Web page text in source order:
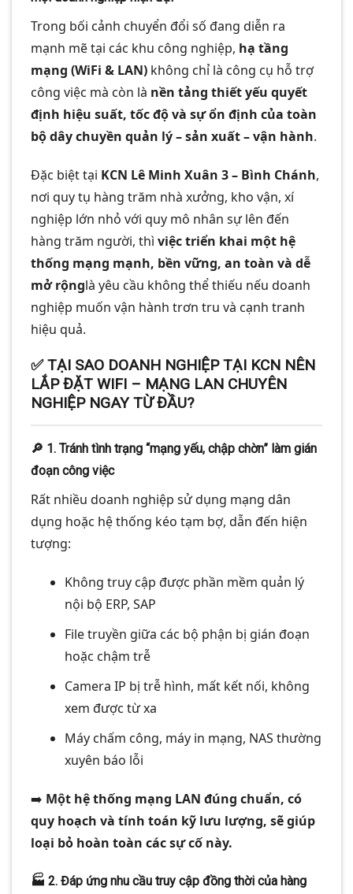
Trong bối cảnh chuyển đổi số đang diễn ra
mạnh mẽ tại các khu công nghiệp, hạ tầng
mạng (WiFi & LAN) không chỉ là công cụ hỗ trợ
công việc mà còn là nền tảng thiết yếu quyết
định hiệu suất, tốc độ và sự ổn định của toàn
bộ dây chuyền quản lý – sản xuất – vận hành.
Đặc biệt tại KCN Lê Minh Xuân 3 – Bình Chánh,
nơi quy tụ hàng trăm nhà xưởng, kho vận, xí
nghiệp lớn nhỏ với quy mô nhân sự lên đến
hàng trăm người, thì việc triển khai một hệ
thống mạng mạnh, bền vững, an toàn và dễ
mở rộnglà yêu cầu không thể thiếu nếu doanh
nghiệp muốn vận hành trơn tru và cạnh tranh
hiệu quả.
✅TẠI SAO DOANH NGHIỆP TẠI KCN NÊN
LẮP ĐẶT WIFI – MẠNG LAN CHUYÊN
NGHIỆP NGAY TỪ ĐẦU?
🔎 1. Tránh tình trạng “mạng yếu, chập chờn” làm gián
đoạn công việc
Rất nhiều doanh nghiệp sử dụng mạng dân
dụng hoặc hệ thống kéo tạm bợ, dẫn đến hiện
tượng:
Không truy cập được phần mềm quản lý
nội bộ ERP, SAP
File truyền giữa các bộ phận bị gián đoạn
hoặc chậm trễ
Camera IP bị trễ hình, mất kết nối, không
xem được từ xa
Máy chấm công, máy in mạng, NAS thường
xuyên báo lỗi
➡️ Một hệ thống mạng LAN đúng chuẩn, có
quy hoạch và tính toán kỹ lưu lượng, sẽ giúp
loại bỏ hoàn toàn các sự cố này.
🏭 2. Đáp ứng nhu cầu truy cập đồng thời của hàng